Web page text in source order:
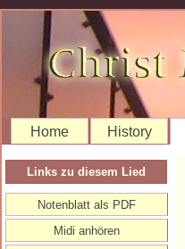
Home History
Links zu diesem Lied
Notenblatt als PDF
Midi anhören